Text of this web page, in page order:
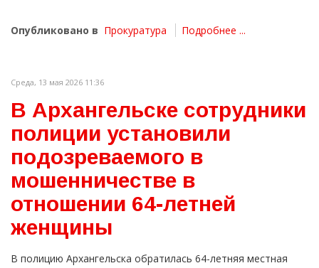
Опубликовано в Прокуратура Подробнее ...
Среда, 13 мая 2026 11:36
В Архангельске сотрудники
полиции установили
подозреваемого в
мошенничестве в
отношении 64-летней
женщины
В полицию Архангельска обратилась 64-летняя местная